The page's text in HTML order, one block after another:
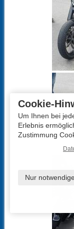
Cookie-
Um Ihnen bei
Erlebnis
Zustimmung
Nur